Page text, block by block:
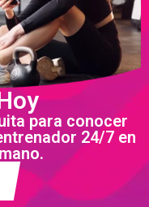
para conocer
24/7 en